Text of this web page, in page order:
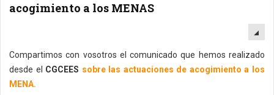
acogimiento a los MENAS
Compartimos con vosotros el comunicado que hemos realizado
desde el CGCEES sobre las actuaciones de acogimiento a los
MENA.